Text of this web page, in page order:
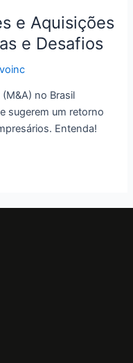
e Aquisições
e Desafios
no Brasil
sugerem um retorno
Entenda!